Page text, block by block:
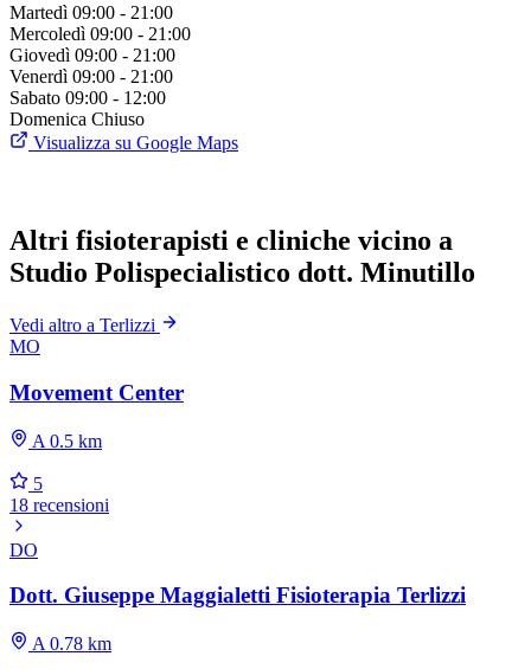
Martedì 09:00 - 21:00
Mercoledì 09:00 - 21:00
Giovedì 09:00 - 21:00
Venerdì 09:00 - 21:00
Sabato 09:00 - 12:00
Domenica Chiuso
Visualizza su Google Maps
Altri fisioterapisti e cliniche vicino a
Studio Polispecialistico dott. Minutillo
Vedi altro a Terlizzi
MO
Movement Center
A 0.5 km
5
18 recensioni
DO
Dott. Giuseppe Maggialetti Fisioterapia Terlizzi
A 0.78 km